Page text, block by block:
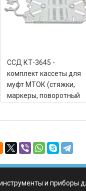
ССД КТ-3645 -
комплект кассеты для
муфт МТОК (стяжки,
маркеры, поворотный
и приборы